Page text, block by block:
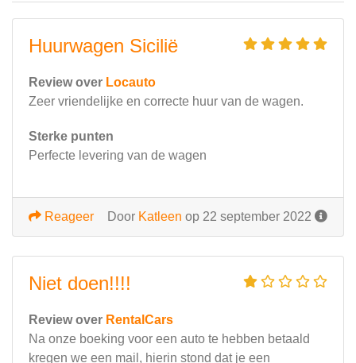
Huurwagen Sicilië
Review over Locauto
Zeer vriendelijke en correcte huur van de wagen.
Sterke punten
Perfecte levering van de wagen
Door Katleen op 22 september 2022
Reageer
Niet doen!!!!
Review over RentalCars
Na onze boeking voor een auto te hebben betaald
kregen we een mail, hierin stond dat je een